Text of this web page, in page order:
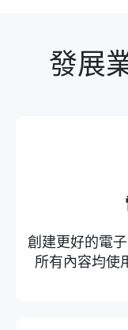
發展
創建更好的電
所有內容均使